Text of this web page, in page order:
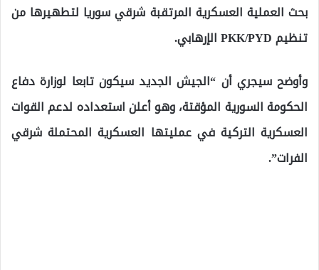
بحث العملية العسكرية المرتقبة شرقي سوريا لتطهيرها من
تنظيم PKK/PYD الإرهابي.
وأوضح سيجري أن “الجيش الجديد سيكون تابعا لوزارة دفاع
الحكومة السورية المؤقتة، وهو أعلن استعداده لدعم القوات
العسكرية التركية في عمليتها العسكرية المحتملة شرقي
الفرات”.